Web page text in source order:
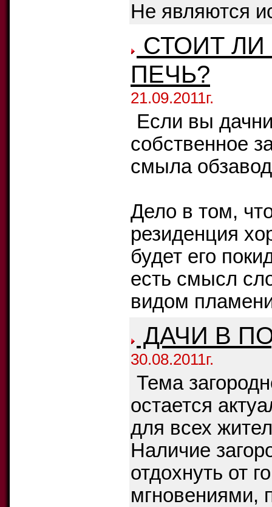
Не являются
СТОИТ
ПЕЧЬ?
21.09.2011г.
Если вы
собственное
смыла
Дело в том,
резиденция
будет его
есть смысл
видом
ДАЧИ В
30.08.2011г.
Тема
остается
для всех
Наличие
отдохнуть от
мгновениями,